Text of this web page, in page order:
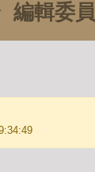
編輯委員